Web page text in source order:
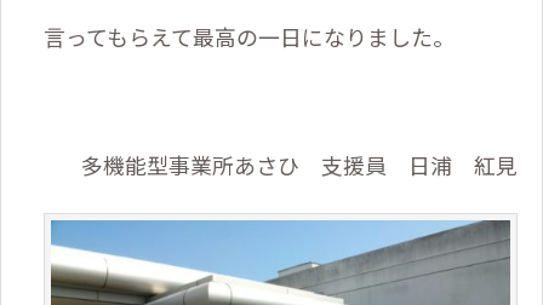
言ってもらえて最高の一日になりました。
多機能型事業所あさひ 支援員 日浦 紅見